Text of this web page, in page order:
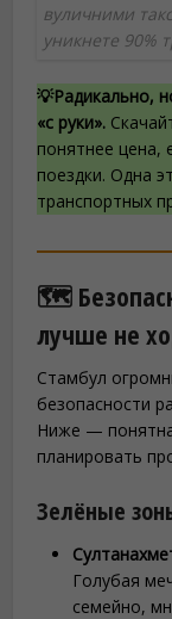
вуличними
уникнете 90%
💡Радикально,
«с руки».
понятнее цена,
поездки. Одна
транспортных
🗺️
лучше не
Стамбул
безопасности
Ниже —
планировать
Зелёные
Голубая
семейно,